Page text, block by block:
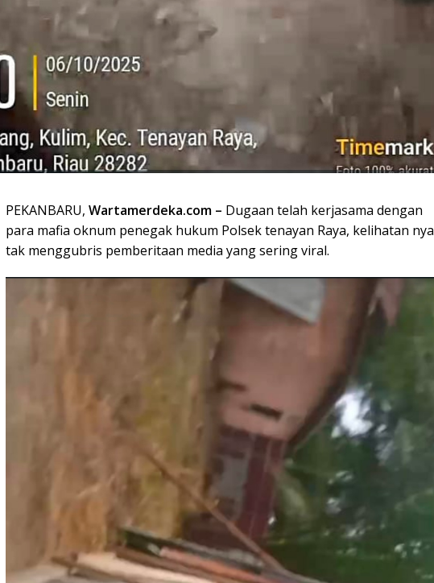
PEKANBARU, Wartamerdeka.com – Dugaan telah kerjasama dengan
para mafia oknum penegak hukum Polsek tenayan Raya, kelihatan nya
tak menggubris pemberitaan media yang sering viral.